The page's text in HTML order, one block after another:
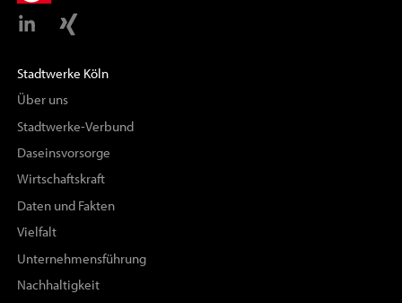
Stadtwerke Köln
Über uns
Stadtwerke-Verbund
Daseinsvorsorge
Wirtschaftskraft
Daten und Fakten
Vielfalt
Unternehmensführung
Nachhaltigkeit